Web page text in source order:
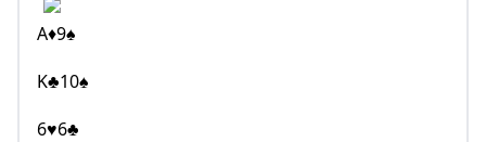
A♦9♠
K♣10♠
6♥6♣